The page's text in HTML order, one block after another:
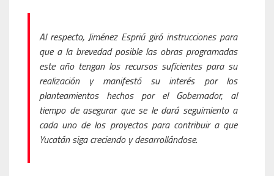
Al respecto, Jiménez Espriú giró instrucciones para
que a la brevedad posible las obras programadas
este año tengan los recursos suficientes para su
realización y manifestó su interés por los
planteamientos hechos por el Gobernador, al
tiempo de asegurar que se le dará seguimiento a
cada uno de los proyectos para contribuir a que
Yucatán siga creciendo y desarrollándose.